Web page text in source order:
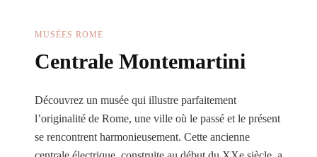
MUSÉES ROME
Centrale Montemartini
Découvrez un musée qui illustre parfaitement
l’originalité de Rome, une ville où le passé et le présent
se rencontrent harmonieusement. Cette ancienne